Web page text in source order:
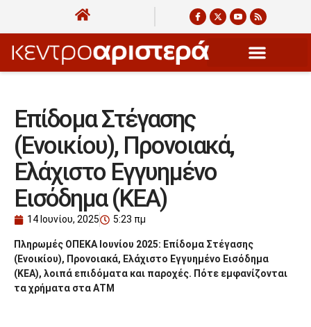
Επίδομα Στέγασης
(Ενοικίου), Προνοιακά,
Ελάχιστο Εγγυημένο
Εισόδημα (ΚΕΑ)
14 Ιουνίου, 2025 5:23 πμ
Πληρωμές ΟΠΕΚΑ Ιουνίου 2025: Επίδομα Στέγασης
(Ενοικίου), Προνοιακά, Ελάχιστο Εγγυημένο Εισόδημα
(ΚΕΑ), λοιπά επιδόματα και παροχές. Πότε εμφανίζονται
τα χρήματα στα ΑΤΜ